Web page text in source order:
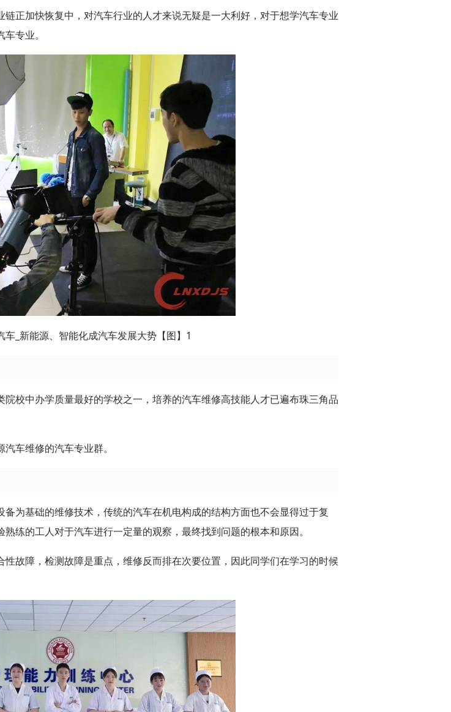
正加快恢复中，对汽车行业的人才来说无疑是一大利好，对于想学汽车专业
专业。
_新能源、智能化成汽车发展大势【图】1
校中办学质量最好的学校之一，培养的汽车维修高技能人才已遍布珠三角品
车维修的汽车专业群。
为基础的维修技术，传统的汽车在机电构成的结构方面也不会显得过于复
练的工人对于汽车进行一定量的观察，最终找到问题的根本和原因。
故障，检测故障是重点，维修反而排在次要位置，因此同学们在学习的时候